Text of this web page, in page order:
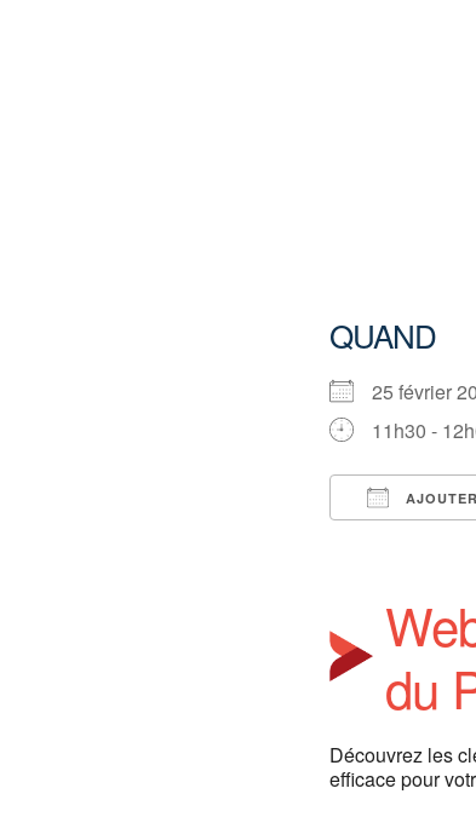
QUAND
25 février
11h30 -
du
Découvrez les
efficace pour